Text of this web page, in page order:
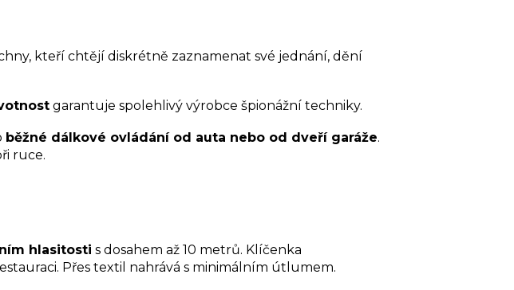
kteří chtějí diskrétně zaznamenat své jednání, dění
garantuje spolehlivý výrobce špionážní techniky.
běžné dálkové ovládání od auta nebo od dveří garáže.
ruce.
hlasitosti s dosahem až 10 metrů. Klíčenka
Přes textil nahrává s minimálním útlumem.